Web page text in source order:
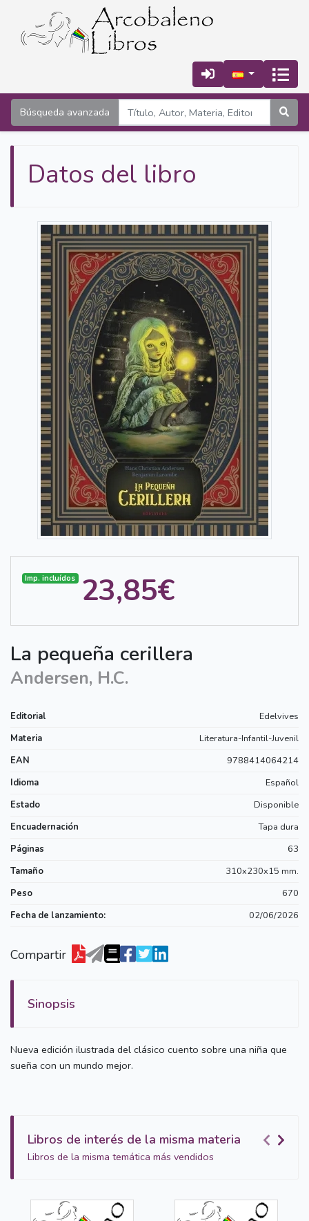
Búsqueda avanzada
Datos del libro
La pequeña cerillera
Andersen, H.C.
Editorial
Edelvives
Materia
Literatura-Infantil-Juvenil
EAN
9788414064214
Idioma
Español
Estado
Disponible
Encuadernación
Tapa dura
Páginas
63
Tamaño
310x230x15 mm.
Peso
670
Fecha de lanzamiento:
02/06/2026
Compartir
Imp. incluídos 23,85€
Sinopsis
Nueva edición ilustrada del clásico cuento sobre una niña que
sueña con un mundo mejor.
Libros de interés de la misma materia
Libros de la misma temática más vendidos